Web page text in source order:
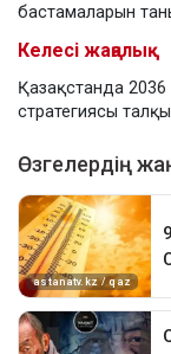
бастамаларын
Келесі жаңалық
Қазақстанда
стратегиясы